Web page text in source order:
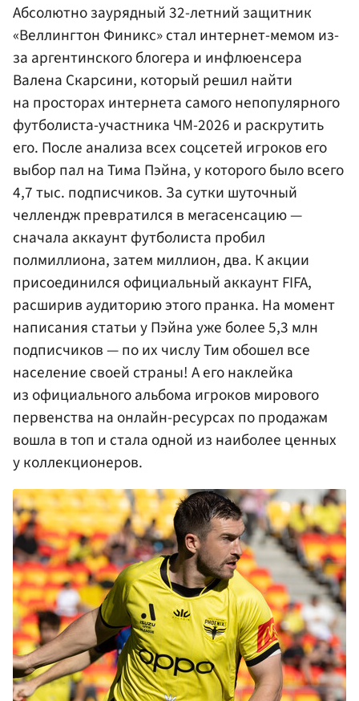
Абсолютно заурядный 32-летний защитник
«Веллингтон Финикс» стал интернет-мемом из-
за аргентинского блогера и инфлюенсера
Валена Скарсини, который решил найти
на просторах интернета самого непопулярного
футболиста-участника ЧМ-2026 и раскрутить
его. После анализа всех соцсетей игроков его
выбор пал на Тима Пэйна, у которого было всего
4,7 тыс. подписчиков. За сутки шуточный
челлендж превратился в мегасенсацию —
сначала аккаунт футболиста пробил
полмиллиона, затем миллион, два. К акции
присоединился официальный аккаунт FIFA,
расширив аудиторию этого пранка. На момент
написания статьи у Пэйна уже более 5,3 млн
подписчиков — по их числу Тим обошел все
население своей страны! А его наклейка
из официального альбома игроков мирового
первенства на онлайн-ресурсах по продажам
вошла в топ и стала одной из наиболее ценных
у коллекционеров.